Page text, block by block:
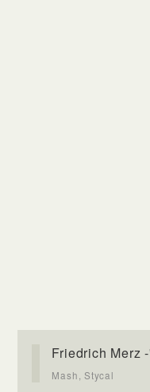
Friedrich Merz
Mash, Stycal